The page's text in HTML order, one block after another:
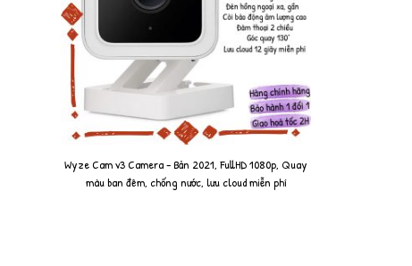
Wyze Cam v3 Camera - Bản 2021, FullHD 1080p, Quay
màu ban đêm, chống nước, lưu cloud miễn phí